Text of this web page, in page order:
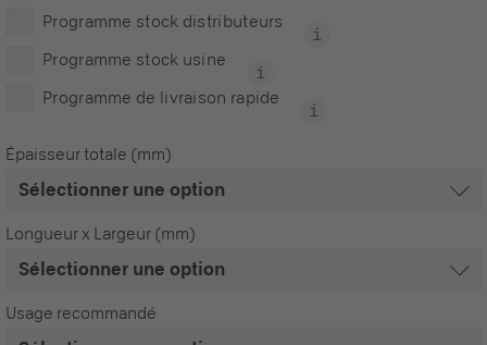
Programme stock distributeurs
Programme stock usine
Programme de livraison rapide
Épaisseur totale (mm)
Longueur x Largeur (mm)
Usage recommandé